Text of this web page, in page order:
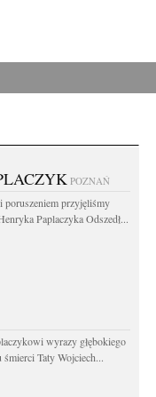
POZNAŃ
poruszeniem przyjęliśmy
Paplaczyka Odszedł...
wyrazy głębokiego
śmierci Taty Wojciech...